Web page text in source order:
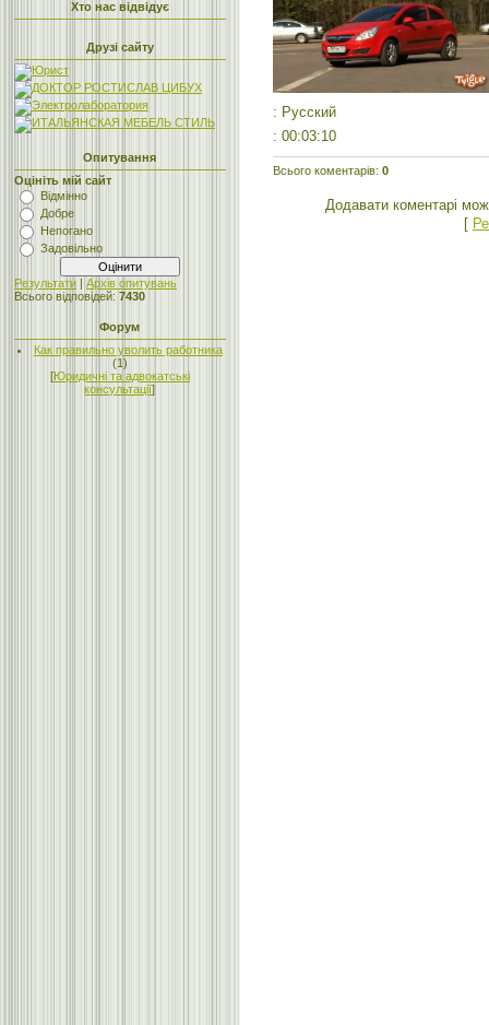
Хто нас відвідує
Друзі сайту
Опитування
Оцініть мій сайт
Відмінно
Добре
Непогано
Задовільно
Результати | Архів опитувань
Всього відповідей: 7430
Форум
Как правильно уволить работника
(1)
[Юридичні та адвокатські
консультації]
: Русский
: 00:03:10
Всього коментарів: 0
Додавати коментарі
[